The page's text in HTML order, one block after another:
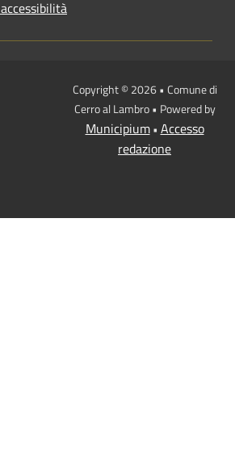
Copyright © 2026 • Comune di
Cerro al Lambro • Powered by
Municipium• Accesso
redazione